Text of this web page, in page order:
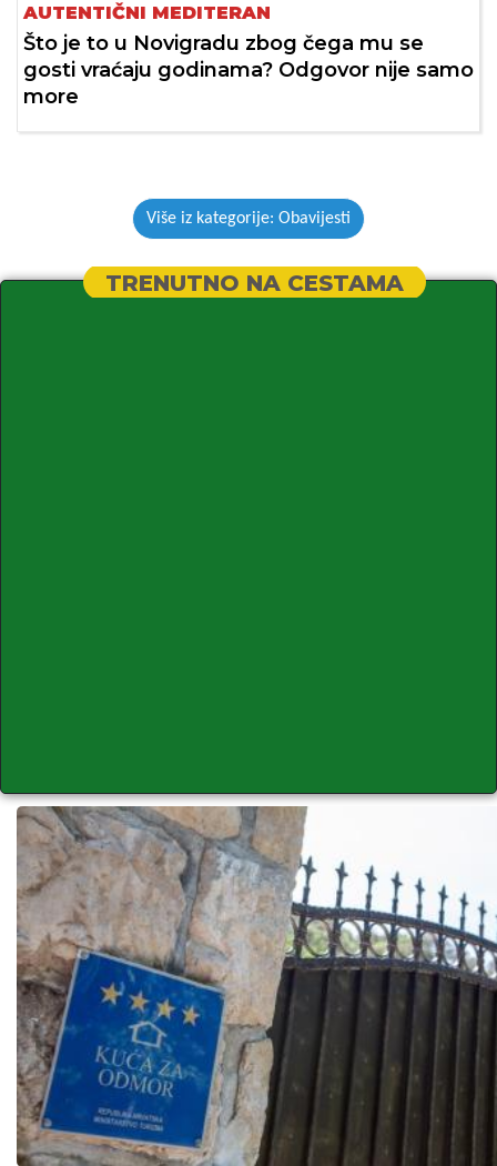
AUTENTIČNI MEDITERAN
Što je to u Novigradu zbog čega mu se
gosti vraćaju godinama? Odgovor nije samo
more
Više iz kategorije: Obavijesti
TRENUTNO NA CESTAMA